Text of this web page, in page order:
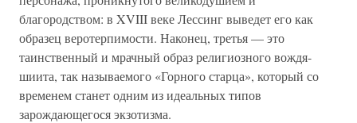
благородством: в XVIII веке Лессинг выведет его как
образец веротерпимости. Наконец, третья — это
таинственный и мрачный образ религиозного вождя-
шиита, так называемого «Горного старца», который со
временем станет одним из идеальных типов
зарождающегося экзотизма.